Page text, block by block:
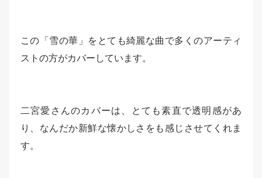
この「雪の華」をとても綺麗な曲で多くのアーティ
ストの方がカバーしています。
二宮愛さんのカバーは、とても素直で透明感があ
り、なんだか新鮮な懐かしさをも感じさせてくれま
す。